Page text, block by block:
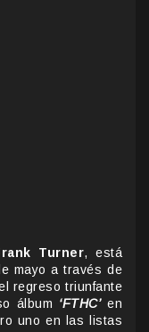
Turner, está
mayo a través de
regreso triunfante
álbum ‘FTHC’en
uno en las listas